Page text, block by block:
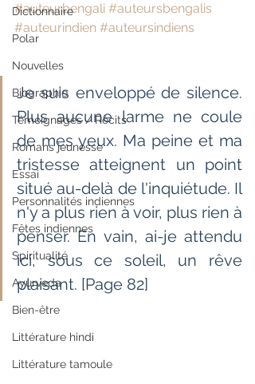
Dictionnaire
Polar
Nouvelles
Biographie
Témoignages / Récits
Romans jeunesse
Essai
Personnalités indiennes
Fêtes indiennes
Spiritualité
Ayurveda
Bien-être
Littérature hindi
Littérature tamoule
#auteurbengali #auteursbengalis
#auteurindien #auteursindiens
Je suis enveloppé de silence.
Plus aucune larme ne coule
de mes yeux. Ma peine et ma
tristesse atteignent un point
situé au-delà de l'inquiétude. Il
n'y a plus rien à voir, plus rien à
penser. En vain, ai-je attendu
ici, sous ce soleil, un rêve
plaisant. [Page 82]